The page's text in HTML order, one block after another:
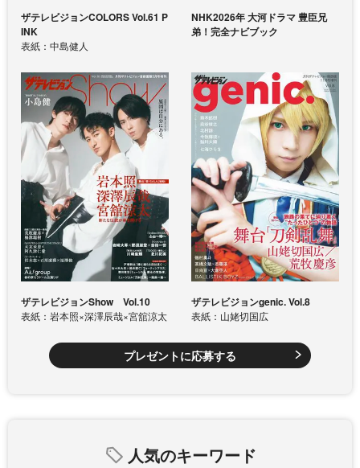
ザテレビジョンCOLORS Vol.61 P
INK
表紙：中島健人
NHK2026年 大河ドラマ 豊臣兄
弟！完全ナビブック
ザテレビジョンShow Vol.10
表紙：岩本照×深澤辰哉×宮舘涼太
ザテレビジョンgenic. Vol.8
表紙：山姥切国広
プレゼントに応募する
人気のキーワード